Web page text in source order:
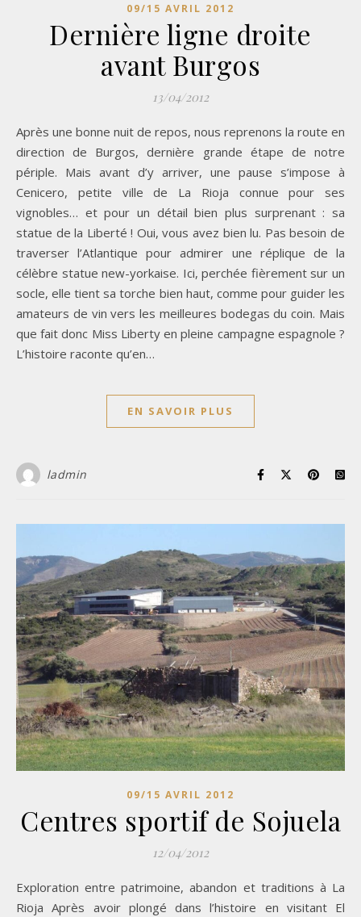
09/15 AVRIL 2012
Dernière ligne droite
avant Burgos
13/04/2012
Après une bonne nuit de repos, nous reprenons la route en
direction de Burgos, dernière grande étape de notre
périple. Mais avant d’y arriver, une pause s’impose à
Cenicero, petite ville de La Rioja connue pour ses
vignobles… et pour un détail bien plus surprenant : sa
statue de la Liberté ! Oui, vous avez bien lu. Pas besoin de
traverser l’Atlantique pour admirer une réplique de la
célèbre statue new-yorkaise. Ici, perchée fièrement sur un
socle, elle tient sa torche bien haut, comme pour guider les
amateurs de vin vers les meilleures bodegas du coin. Mais
que fait donc Miss Liberty en pleine campagne espagnole ?
L’histoire raconte qu’en…
EN SAVOIR PLUS
ladmin
09/15 AVRIL 2012
Centres sportif de Sojuela
12/04/2012
Exploration entre patrimoine, abandon et traditions à La
Rioja Après avoir plongé dans l’histoire en visitant El